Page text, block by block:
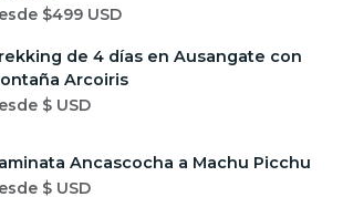
$499 USD
de 4 días en Ausangate con
Arcoiris
$ USD
Ancascocha a Machu Picchu
$ USD